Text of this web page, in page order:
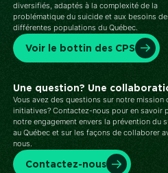
diversifiés, adaptés à la complexité de la
problématique du suicide et aux besoins
différentes populations du Québec.
Voir le bottin des CPS
Une question? Une
Vous avez des questions sur notre mission
initiatives? Contactez-nous pour en savoir
notre engagement envers la prévention du
au Québec et sur les façons de collaborer
nous.
Contactez-nous